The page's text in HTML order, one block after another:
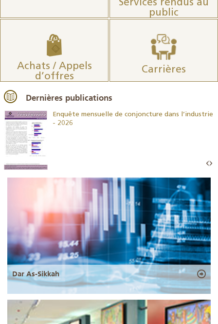
Services rendus au
public
Achats / Appels
d’offres
Carrières
Dernières publications
Enquête mensuelle de conjoncture dans l’industrie
- 2026
Dar As-Sikkah